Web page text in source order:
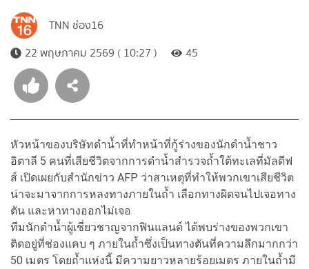
TNN ช่อง16
22 พฤษภาคม 2569 ( 10:27 )
45
หัวหน้าของบริษัทดำน้ำที่ทำหน้าที่กู้ร่างของนักดำน้ำชาว
อิตาลี 5 คนที่เสียชีวิตจากการดำน้ำสำรวจถ้ำใต้ทะเลที่มัลดีฟ
ส์ เปิดเผยกับสำนักข่าว AFP ว่าสาเหตุที่ทำให้พวกเขาเสียชีวิต
น่าจะมาจากการหลงทางภายในถ้ำ เลือกทางผิดจนไปเจอทาง
ตัน และหาทางออกไม่เจอ
ทีมนักดำน้ำผู้เชี่ยวชาญจากฟินแลนด์ ได้พบร่างของพวกเขา
ติดอยู่ที่ช่องแคบ ๆ ภายในถ้ำซึ่งเป็นทางตันที่ความลึกมากกว่า
50 เมตร โดยถ้ำแห่งนี้ มีความยาวหลายร้อยเมตร ภายในถ้ำมี